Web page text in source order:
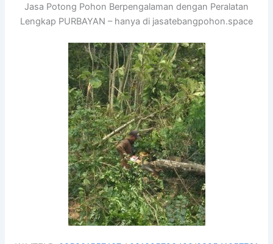
Jasa Potong Pohon Berpengalaman dengan Peralatan
Lengkap PURBAYAN – hanya di jasatebangpohon.space